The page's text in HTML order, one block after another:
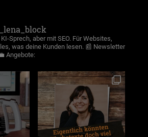
Sprech, aber mit SEO. Für Websites,
was deine Kunden lesen.📰 Newsletter
Angebote: